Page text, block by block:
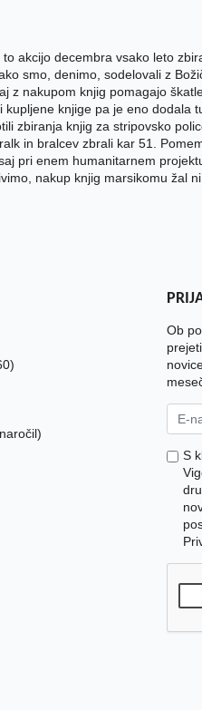
to akcijo decembra vsako leto
smo, denimo, sodelovali z
z nakupom knjig pomagajo
kupljene knjige pa je eno dodala
zbiranja knjig za stripovsko
in bralcev zbrali kar 51.
pri enem humanitarnem
nakup knjig marsikomu žal
Ob
S